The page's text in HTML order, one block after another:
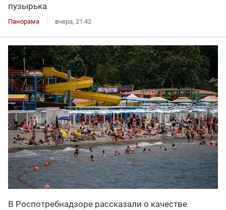
пузырька
Панорама вчера, 21:42
В Роспотребнадзоре рассказали о качестве